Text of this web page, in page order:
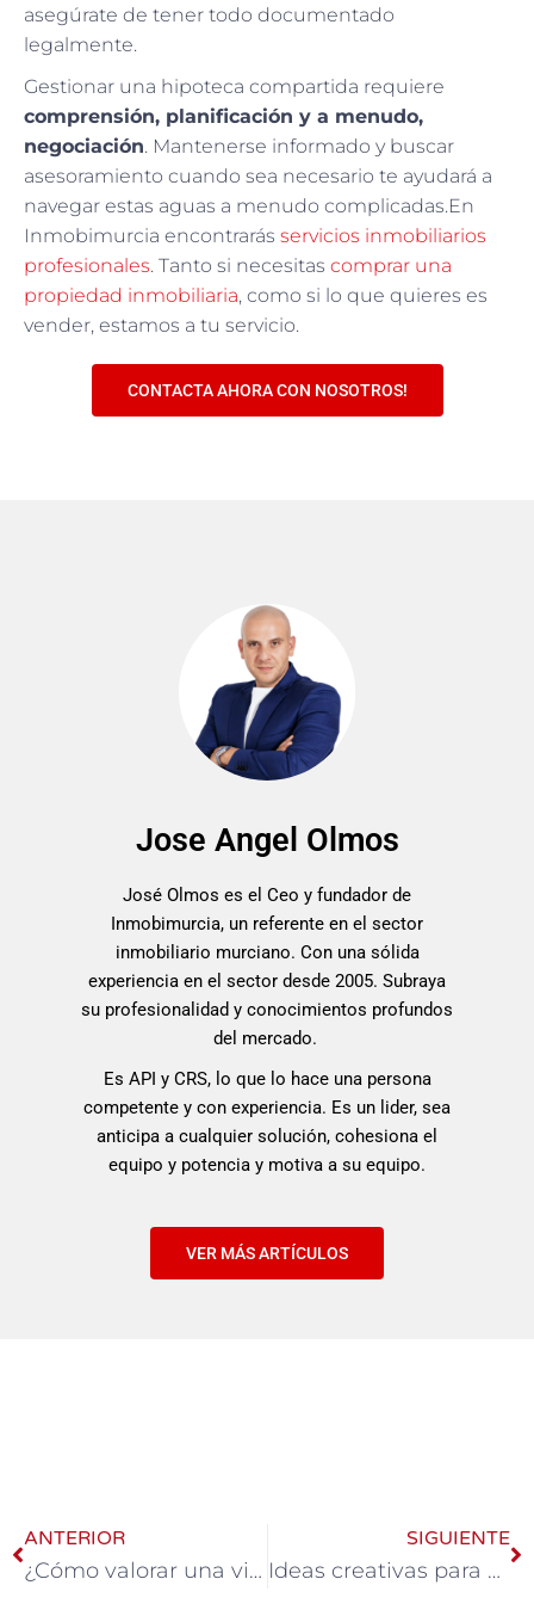
asegúrate de tener todo documentado
legalmente.
Gestionar una hipoteca compartida requiere
comprensión, planificación y a menudo,
negociación. Mantenerse informado y buscar
asesoramiento cuando sea necesario te ayudará a
navegar estas aguas a menudo complicadas.En
Inmobimurcia encontrarás servicios inmobiliarios
profesionales. Tanto si necesitas comprar una
propiedad inmobiliaria, como si lo que quieres es
vender, estamos a tu servicio.
CONTACTA AHORA CON NOSOTROS!
Jose Angel Olmos
José Olmos es el Ceo y fundador de
Inmobimurcia, un referente en el sector
inmobiliario murciano. Con una sólida
experiencia en el sector desde 2005. Subraya
su profesionalidad y conocimientos profundos
del mercado.
Es API y CRS, lo que lo hace una persona
competente y con experiencia. Es un lider, sea
anticipa a cualquier solución, cohesiona el
equipo y potencia y motiva a su equipo.
VER MÁS ARTÍCULOS
ANTERIOR
¿Cómo valorar una vivienda gratis y al momento?
SIGUIENTE
Ideas creativas para decorar paredes: Transforma tus espacios